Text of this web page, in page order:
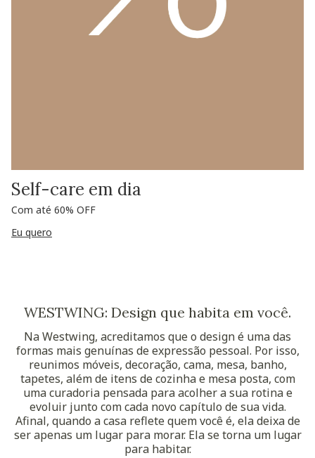
Self-care em dia
Com até 60% OFF
Eu quero
WESTWING: Design que habita em você.
Na Westwing, acreditamos que o design é uma das
formas mais genuínas de expressão pessoal. Por isso,
reunimos móveis, decoração, cama, mesa, banho,
tapetes, além de itens de cozinha e mesa posta, com
uma curadoria pensada para acolher a sua rotina e
evoluir junto com cada novo capítulo de sua vida.
Afinal, quando a casa reflete quem você é, ela deixa de
ser apenas um lugar para morar. Ela se torna um lugar
para habitar.